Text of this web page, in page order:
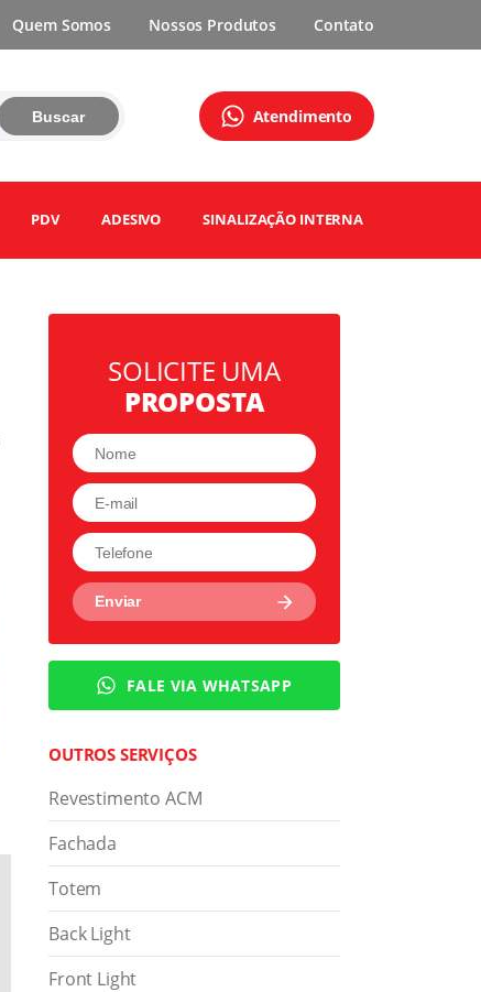
Quem Somos Nossos Produtos Contato
Buscar Atendimento
PDV ADESIVO SINALIZAÇÃO INTERNA
SOLICITE UMA
PROPOSTA
FALE VIA WHATSAPP
OUTROS SERVIÇOS
Revestimento ACM
Fachada
Totem
Back Light
Front Light